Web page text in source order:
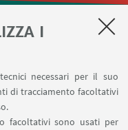
I
necessari per il suo
di tracciamento facoltativi
facoltativi sono usati per